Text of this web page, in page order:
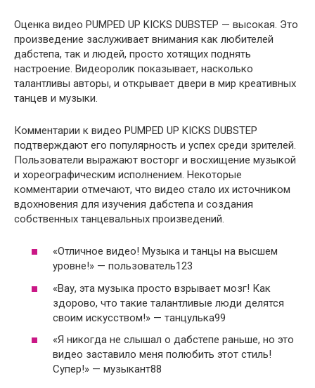
Оценка видео PUMPED UP KICKS DUBSTEP — высокая. Это
произведение заслуживает внимания как любителей
дабстепа, так и людей, просто хотящих поднять
настроение. Видеоролик показывает, насколько
талантливы авторы, и открывает двери в мир креативных
танцев и музыки.
Комментарии к видео PUMPED UP KICKS DUBSTEP
подтверждают его популярность и успех среди зрителей.
Пользователи выражают восторг и восхищение музыкой
и хореографическим исполнением. Некоторые
комментарии отмечают, что видео стало их источником
вдохновения для изучения дабстепа и создания
собственных танцевальных произведений.
«Отличное видео! Музыка и танцы на высшем
уровне!» — пользователь123
«Вау, эта музыка просто взрывает мозг! Как
здорово, что такие талантливые люди делятся
своим искусством!» — танцулька99
«Я никогда не слышал о дабстепе раньше, но это
видео заставило меня полюбить этот стиль!
Супер!» — музыкант88